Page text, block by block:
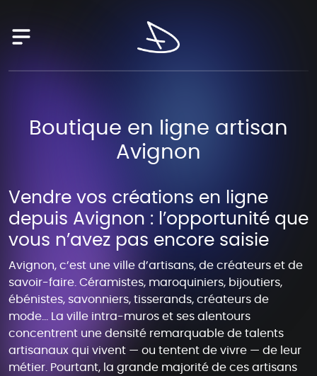
content
Boutique en ligne artisan
Avignon
Vendre vos créations en ligne
depuis Avignon : l’opportunité que
vous n’avez pas encore saisie
Avignon, c’est une ville d’artisans, de créateurs et de
savoir-faire. Céramistes, maroquiniers, bijoutiers,
ébénistes, savonniers, tisserands, créateurs de
mode… La ville intra-muros et ses alentours
concentrent une densité remarquable de talents
artisanaux qui vivent — ou tentent de vivre — de leur
métier. Pourtant, la grande majorité de ces artisans